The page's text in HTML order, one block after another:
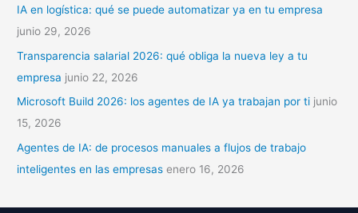
:
IA en logística: qué se puede automatizar ya en tu empresa
junio 29, 2026
Transparencia salarial 2026: qué obliga la nueva ley a tu
empresa junio 22, 2026
Microsoft Build 2026: los agentes de IA ya trabajan por ti junio
15, 2026
Agentes de IA: de procesos manuales a flujos de trabajo
inteligentes en las empresas enero 16, 2026